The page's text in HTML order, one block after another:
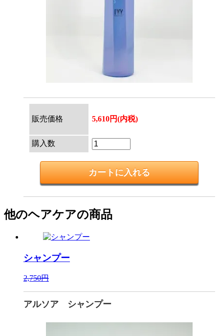
販売価格 5,610円(内税)
購入数
他のヘアケアの商品
シャンプー
2,750円
アルソア シャンプー